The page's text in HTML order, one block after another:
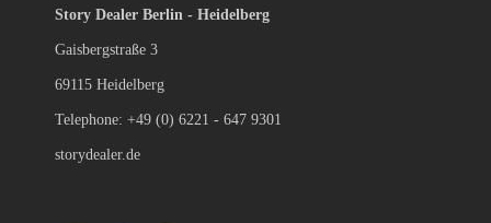
Story Dealer Berlin - Heidelberg
Gaisbergstraße 3
69115 Heidelberg
Telephone: +49 (0) 6221 - 647 9301
storydealer.de